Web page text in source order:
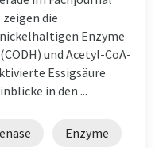
die
Enzyme
und Acetyl-CoA-
Essigsäure
in den ...
Enzyme